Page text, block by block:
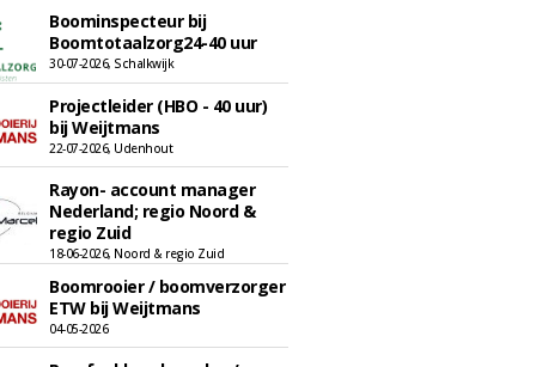
Boominspecteur bij
Boomtotaalzorg24-40 uur
30-07-2026, Schalkwijk
Projectleider (HBO - 40 uur)
bij Weijtmans
22-07-2026, Udenhout
Rayon- account manager
Nederland; regio Noord &
regio Zuid
18-06-2026, Noord & regio Zuid
Boomrooier / boomverzorger
ETW bij Weijtmans
04-05-2026